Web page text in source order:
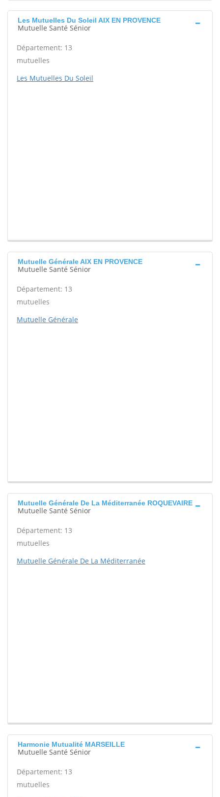
Les Mutuelles Du Soleil AIX EN PROVENCE
Mutuelle Santé Sénior
Département: 13
mutuelles
Les Mutuelles Du Soleil
Mutuelle Générale AIX EN PROVENCE
Mutuelle Santé Sénior
Département: 13
mutuelles
Mutuelle Générale
Mutuelle Générale De La Méditerranée ROQUEVAIRE
Mutuelle Santé Sénior
Département: 13
mutuelles
Mutuelle Générale De La Méditerranée
Harmonie Mutualité MARSEILLE
Mutuelle Santé Sénior
Département: 13
mutuelles